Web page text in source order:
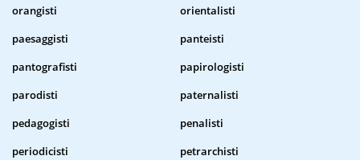
orangisti
orientalisti
paesaggisti
panteisti
pantografisti
papirologisti
parodisti
paternalisti
pedagogisti
penalisti
periodicisti
petrarchisti